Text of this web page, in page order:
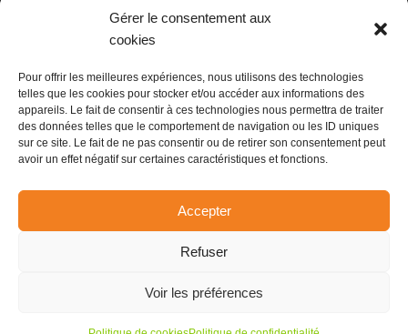
Gérer le consentement aux
cookies
Pour offrir les meilleures expériences, nous utilisons des technologies
telles que les cookies pour stocker et/ou accéder aux informations des
appareils. Le fait de consentir à ces technologies nous permettra de traiter
des données telles que le comportement de navigation ou les ID uniques
sur ce site. Le fait de ne pas consentir ou de retirer son consentement peut
avoir un effet négatif sur certaines caractéristiques et fonctions.
Accepter
Refuser
Voir les préférences
Cliquez pour accepter les cookies
marketing et activer ce contenu
© Copyright Conersol - Design et réalisation :